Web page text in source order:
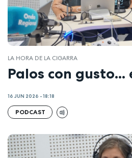
LA HORA DE LA CIGARRA
Palos con gusto...
16 JUN 2026 - 18:18
PODCAST